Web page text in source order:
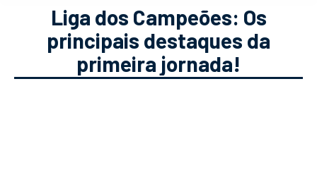
Liga dos Campeões: Os
principais destaques da
primeira jornada!